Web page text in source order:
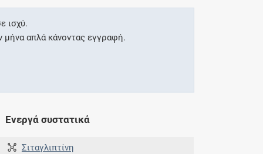
ισχύ.
μήνα απλά κάνοντας εγγραφή.
Ενεργά συστατικά
Σιταγλιπτίνη